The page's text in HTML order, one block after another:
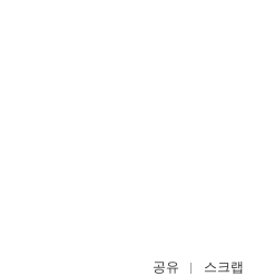
공유 스크랩